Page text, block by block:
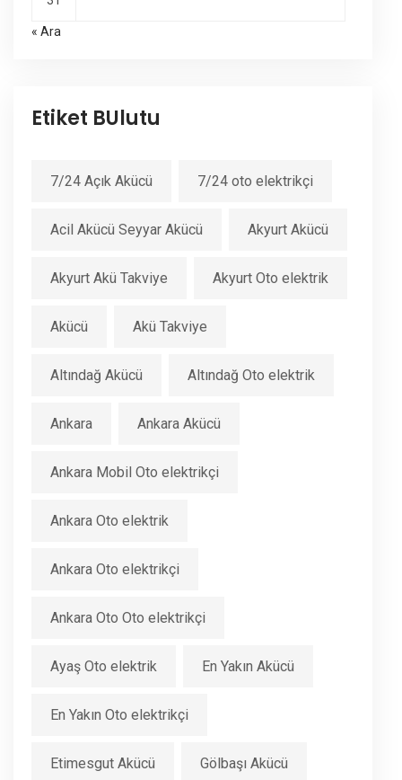
« Ara
Etiket BUlutu
7/24 Açık Akücü 7/24 oto elektrikçi
Acil Akücü Seyyar Akücü Akyurt Akücü
Akyurt Akü Takviye Akyurt Oto elektrik
Akücü Akü Takviye
Altındağ Akücü Altındağ Oto elektrik
Ankara Ankara Akücü
Ankara Mobil Oto elektrikçi
Ankara Oto elektrik
Ankara Oto elektrikçi
Ankara Oto Oto elektrikçi
Ayaş Oto elektrik En Yakın Akücü
En Yakın Oto elektrikçi
Etimesgut Akücü Gölbaşı Akücü